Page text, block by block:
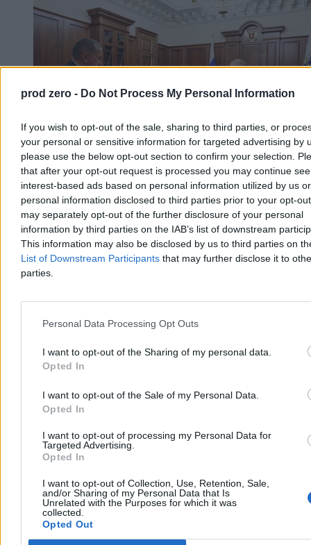
prod zero - Do Not Process My Personal Information
If you wish to opt-out of the sale, sharing to third parties, or
your personal or sensitive information for targeted advertising by
please use the below opt-out section to confirm your selection.
that after your opt-out request is processed you may continue
interest-based ads based on personal information utilized by us or
personal information disclosed to third parties prior to your opt-
may separately opt-out of the further disclosure of your personal
information by third parties on the IAB’s list of downstream
This information may also be disclosed by us to third parties on
List of Downstream Participants that may further disclose it to
parties.
Personal Data Processing Opt Outs
I want to opt-out of the Sharing of my personal data.
Opted In
I want to opt-out of the Sale of my Personal Data.
Opted In
I want to opt-out of processing my Personal Data for
Targeted Advertising.
Opted In
I want to opt-out of Collection, Use, Retention, Sale,
and/or Sharing of my Personal Data that Is
Unrelated with the Purposes for which it was
collected.
Opted Out
Amerykańskie media dotarły do raportu
wywiadu. Putin może zaatakować NATO
Władimir Putin może w najbliższych latach spróbować sprawdzić
spójność NATO ograniczonym atakiem na jedno z państw Sojuszu
– wynika z nowych ocen wywiadu USA, o których pisze „Wall
wtargnięcie lądowe na wschodnią flankę NATO.
Tomasz Pałasz
Wczoraj 17:50
Wojsko